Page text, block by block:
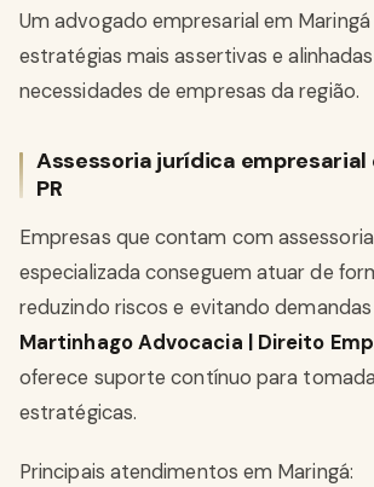
Um advogado empresarial em
estratégias mais assertivas e
necessidades de empresas da região.
Assessoria jurídica empresarial
PR
Empresas que contam com
especializada conseguem atuar de
reduzindo riscos e evitando demandas
Martinhago Advocacia | Direito
oferece suporte contínuo para
estratégicas.
Principais atendimentos em Maringá: